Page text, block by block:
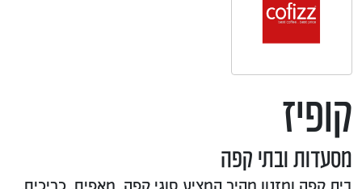
קופיז
מסעדות ובתי קפה
בית קפה ומזנון מהיר המציע סוגי קפה, מאפים, כריכים,